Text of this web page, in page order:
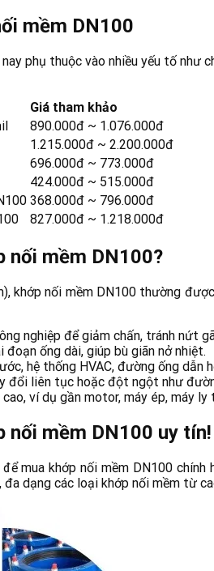
mềm DN100
nay phụ thuộc vào nhiều yếu tố
Giá tham khảo
890.000đ ~ 1.076.000đ
1.215.000đ ~ 2.200.000đ
696.000đ ~ 773.000đ
424.000đ ~ 515.000đ
368.000đ ~ 796.000đ
827.000đ ~ 1.218.000đ
nối mềm DN100?
khớp nối mềm DN100 thường
nghiệp để giảm chấn, tránh nứt
ống dài, giúp bù giãn nở nhiệt.
hệ thống HVAC, đường ống dẫn
đổi liên tục hoặc đột ngột như
ví dụ gần motor, máy ép, máy
nối mềm DN100 uy tín!
mua khớp nối mềm DN100
dạng các loại khớp nối mềm từ